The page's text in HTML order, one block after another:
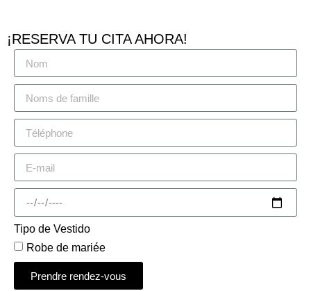
¡RESERVA TU CITA AHORA!
Tipo de Vestido
Robe de mariée
Prendre rendez-vous